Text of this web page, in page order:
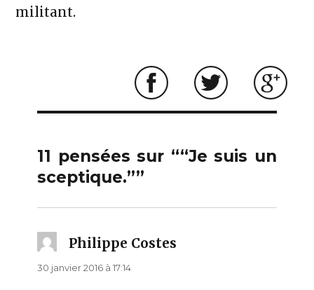
militant.
facebook twitter googleplus
11 pensées sur ““Je suis un
sceptique.””
Philippe Costes
30 janvier 2016 à 17:14